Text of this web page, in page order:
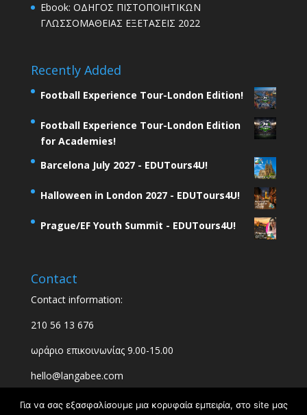
Ebook: ΟΔΗΓΟΣ ΠΙΣΤΟΠΟΙΗΤΙΚΩΝ
ΓΛΩΣΣΟΜΑΘΕΙΑΣ ΕΞΕΤΑΣΕΙΣ 2022
Recently Added
Football Experience Tour-London Edition!
Football Experience Tour-London Edition
for Academies!
Barcelona July 2027 - EDUTours4U!
Halloween in London 2027 - EDUTours4U!
Prague/EF Youth Summit - EDUTours4U!
Contact
Contact information:
210 56 13 676
ωράριο επικοινωνίας 9.00-15.00
hello@langabee.com
Για να σας εξασφαλίσουμε μια κορυφαία εμπειρία, στο site μας